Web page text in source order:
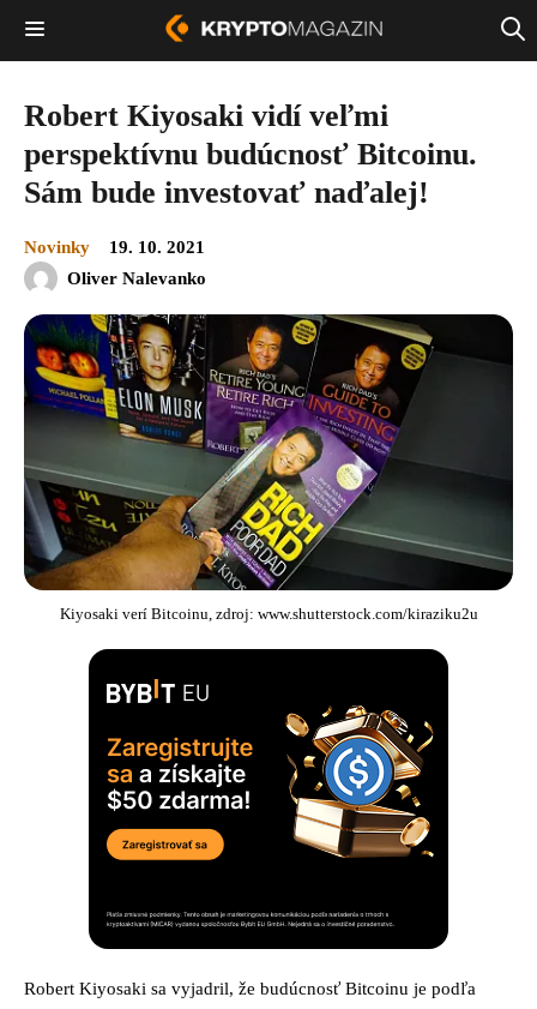
Robert Kiyosaki vidí veľmi
perspektívnu budúcnosť Bitcoinu.
Sám bude investovať naďalej!
Novinky
19. 10. 2021
Oliver Nalevanko
Kiyosaki verí Bitcoinu, zdroj: www.shutterstock.com/kiraziku2u
Robert Kiyosaki sa vyjadril, že budúcnosť Bitcoinu je podľa